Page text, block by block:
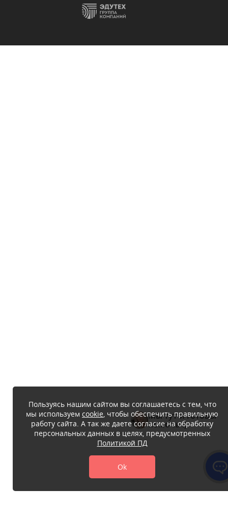
Пользуясь нашим сайтом вы соглашаетесь с тем, что
мы используем cookie, чтобы обеспечить правильную
работу сайта. А так же даете согласие на обработку
персональных данных в целях, предусмотренных
Политикой ПД
Ok
Мы тут и готовы
помочь :)